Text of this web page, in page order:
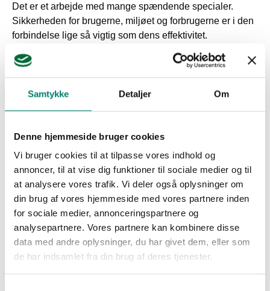
Samtykke Detaljer Om
Denne hjemmeside bruger cookies
Vi bruger cookies til at tilpasse vores indhold og
annoncer, til at vise dig funktioner til sociale medier og til
at analysere vores trafik. Vi deler også oplysninger om
din brug af vores hjemmeside med vores partnere inden
for sociale medier, annonceringspartnere og
analysepartnere. Vores partnere kan kombinere disse
data med andre oplysninger, du har givet dem, eller som
de har indsamlet fra din brug af deres tjenester.
Det er et arbejde med mange spændende specialer.
Sikkerheden for brugerne, miljøet og forbrugerne er i den
forbindelse lige så vigtig som dens effektivitet.
Moderne plantebeskyttelse nytter og beskytter. Forskning,
industri, landbrug
og aftagere arbejder intensivt sammen.
Læs meget mere om nytten og konsekvenserne af brugen
af moderne planteværnsmidler i denne publikation fra
CropLife Danmark.